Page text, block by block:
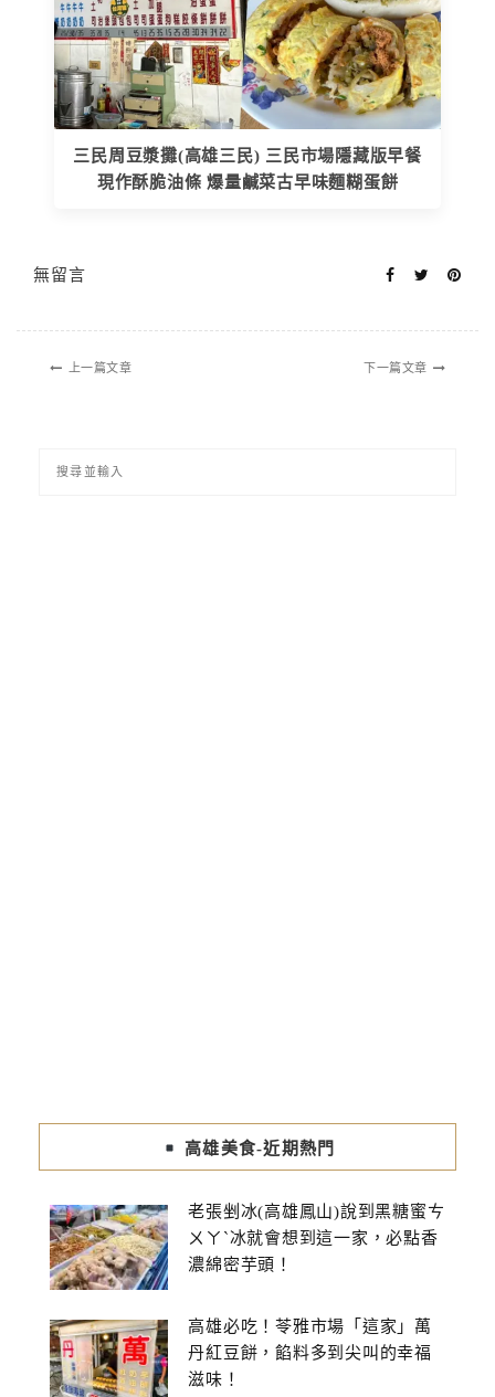
三民周豆漿攤(高雄三民) 三民市場隱藏版早餐
現作酥脆油條 爆量鹹菜古早味麵糊蛋餅
無留言
上一篇文章 下一篇文章
高雄美食-近期熱門
老張剉冰(高雄鳳山)說到黑糖蜜ㄘ
ㄨㄚˋ冰就會想到這一家，必點香
濃綿密芋頭！
高雄必吃！苓雅市場「這家」萬
丹紅豆餅，餡料多到尖叫的幸福
滋味！